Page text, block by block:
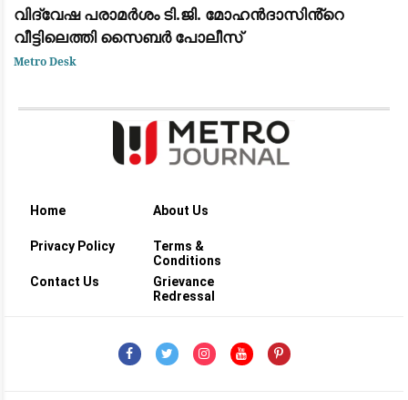
വിദ്വേഷ പരാമർശം ടി.ജി. മോഹൻദാസിൻ്റെ
വീട്ടിലെത്തി സൈബർ പോലീസ്
Metro Desk
Home About Us
Privacy Policy
Terms &
Conditions
Contact Us
Grievance
Redressal